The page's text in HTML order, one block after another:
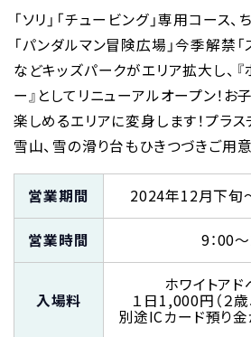
「ソリ」「チュービング」専用コース
「パンダルマン冒険広場」今季解禁「
などキッズパークがエリア拡大し、『
ー』としてリニューアルオープン！
楽しめるエリアに変身します！プラ
雪山、雪の滑り台もひきつづきご用意
営業期間 2024年12月下旬
営業時間 9：00
入場料
ホワイトア
１日1,000円（２
別途ICカード預り